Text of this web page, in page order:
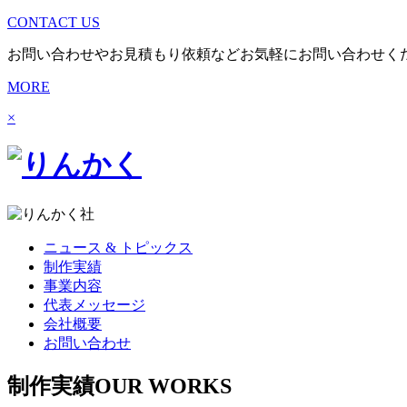
CONTACT US
お問い合わせやお見積もり依頼などお気軽にお問い合わせく
MORE
×
ニュース & トピックス
制作実績
事業内容
代表メッセージ
会社概要
お問い合わせ
制作実績OUR WORKS